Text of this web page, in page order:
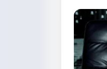
Yamaha
Niken GT